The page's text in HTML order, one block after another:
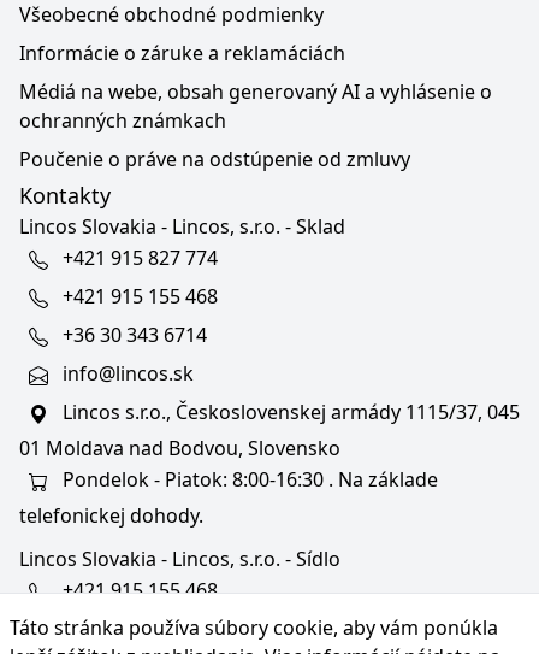
Táto stránka používa súbory cookie, aby vám ponúkla
Všeobecné obchodné podmienky
Informácie o záruke a reklamáciách
Médiá na webe, obsah generovaný AI a vyhlásenie o
ochranných známkach
Poučenie o práve na odstúpenie od zmluvy
Kontakty
Lincos Slovakia - Lincos, s.r.o. - Sklad
+421 915 827 774
+421 915 155 468
+36 30 343 6714
info@lincos.sk
Lincos s.r.o., Československej armády 1115/37, 045
01 Moldava nad Bodvou, Slovensko
Pondelok - Piatok: 8:00-16:30 . Na základe
telefonickej dohody.
Lincos Slovakia - Lincos, s.r.o. - Sídlo
+421 915 155 468
+36/30 343 6714